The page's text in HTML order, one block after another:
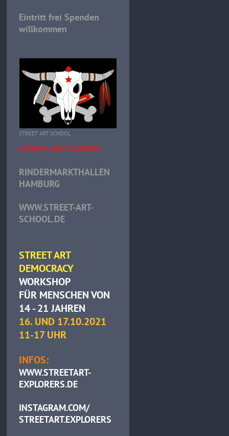
Eintritt frei Spenden
willkommen
STREET ART SCHOOL
STREET ART SCHOOL
RINDERMARKTHALLEN
HAMBURG
WWW.STREET-ART-
SCHOOL.DE
STREET ART
DEMOCRACY
WORKSHOP
FÜR MENSCHEN VON
14 - 21 JAHREN
16. UND 17.10.2021
11-17 UHR
INFOS:
WWW.STREETART-
EXPLORERS.DE
INSTAGRAM.COM/
STREETART.EXPLORERS